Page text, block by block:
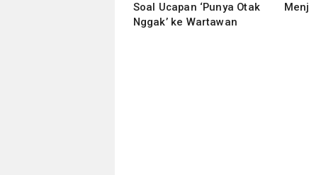
Soal Ucapan ‘Punya Otak
Nggak’ ke Wartawan